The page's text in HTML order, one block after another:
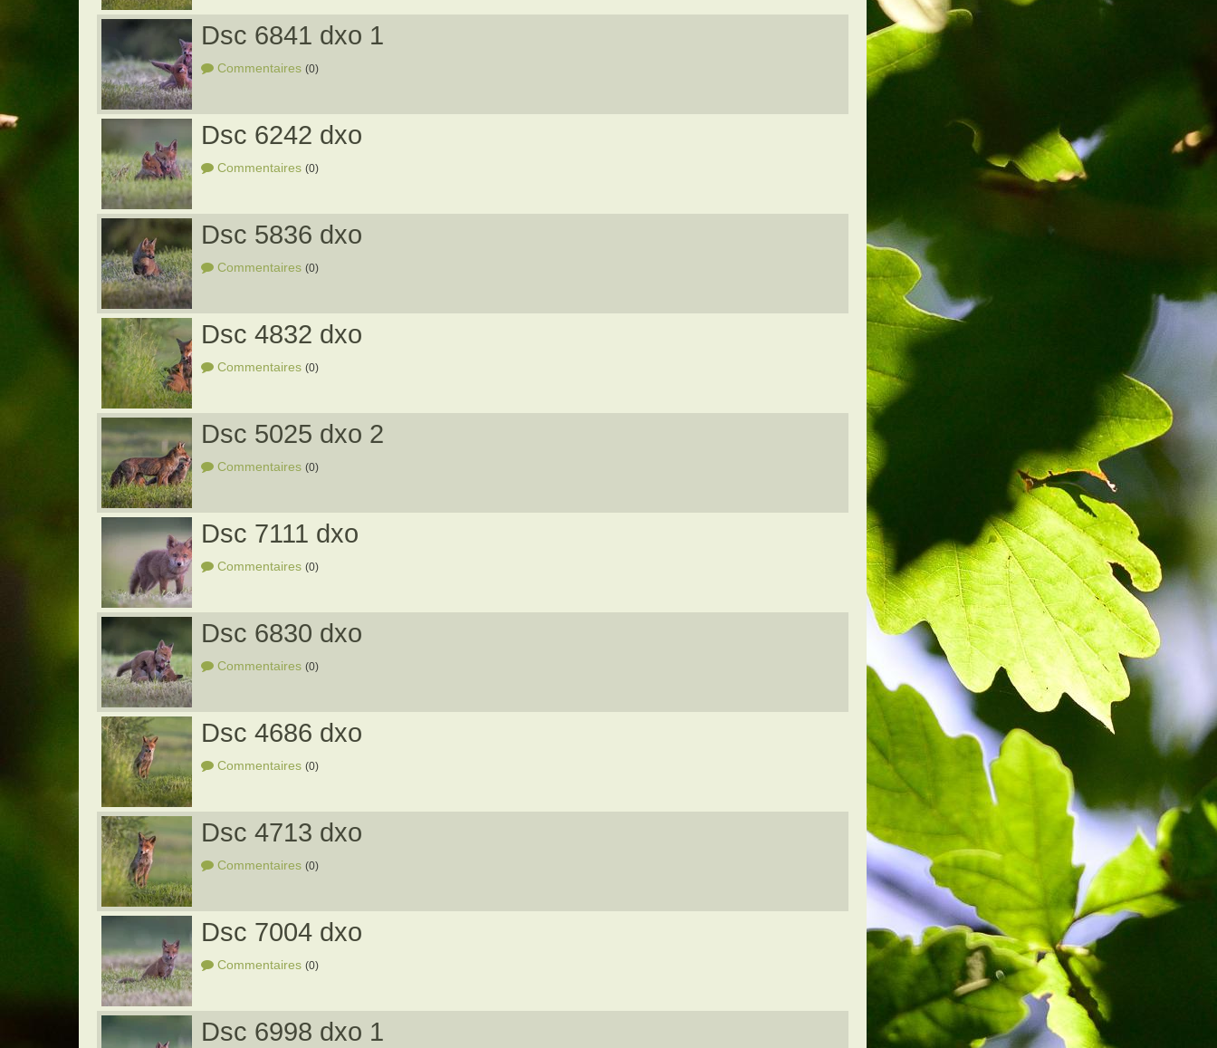
Dsc 6841 dxo 1
Commentaires (0)
Dsc 6242 dxo
Commentaires (0)
Dsc 5836 dxo
Commentaires (0)
Dsc 4832 dxo
Commentaires (0)
Dsc 5025 dxo 2
Commentaires (0)
Dsc 7111 dxo
Commentaires (0)
Dsc 6830 dxo
Commentaires (0)
Dsc 4686 dxo
Commentaires (0)
Dsc 4713 dxo
Commentaires (0)
Dsc 7004 dxo
Commentaires (0)
Dsc 6998 dxo 1